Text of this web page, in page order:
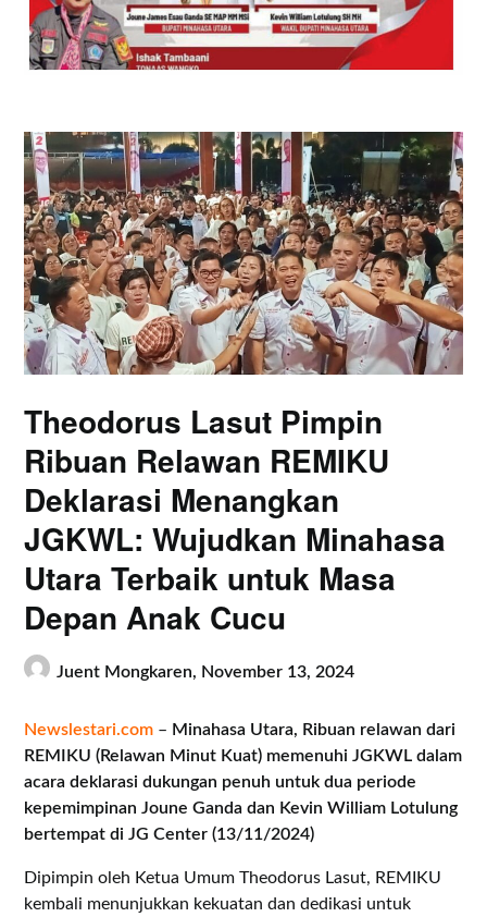
Theodorus Lasut Pimpin
Ribuan Relawan REMIKU
Deklarasi Menangkan
JGKWL: Wujudkan Minahasa
Utara Terbaik untuk Masa
Depan Anak Cucu
Juent Mongkaren, November 13, 2024
Newslestari.com – Minahasa Utara, Ribuan relawan dari
REMIKU (Relawan Minut Kuat) memenuhi JGKWL dalam
acara deklarasi dukungan penuh untuk dua periode
kepemimpinan Joune Ganda dan Kevin William Lotulung
bertempat di JG Center (13/11/2024)
Dipimpin oleh Ketua Umum Theodorus Lasut, REMIKU
kembali menunjukkan kekuatan dan dedikasi untuk